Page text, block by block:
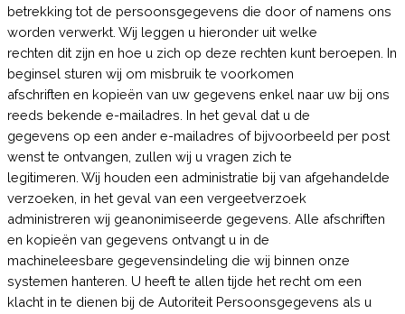
betrekking tot de persoonsgegevens die door of namens ons
worden verwerkt. Wij leggen u hieronder uit welke
rechten dit zijn en hoe u zich op deze rechten kunt beroepen. In
beginsel sturen wij om misbruik te voorkomen
afschriften en kopieën van uw gegevens enkel naar uw bij ons
reeds bekende e-mailadres. In het geval dat u de
gegevens op een ander e-mailadres of bijvoorbeeld per post
wenst te ontvangen, zullen wij u vragen zich te
legitimeren. Wij houden een administratie bij van afgehandelde
verzoeken, in het geval van een vergeetverzoek
administreren wij geanonimiseerde gegevens. Alle afschriften
en kopieën van gegevens ontvangt u in de
machineleesbare gegevensindeling die wij binnen onze
systemen hanteren. U heeft te allen tijde het recht om een
klacht in te dienen bij de Autoriteit Persoonsgegevens als u